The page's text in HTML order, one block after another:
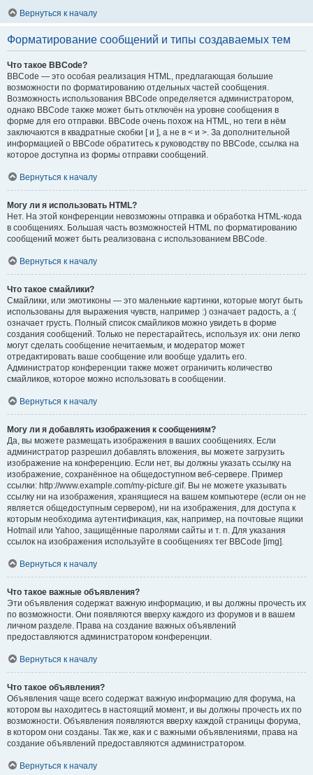
Вернуться к началу
Форматирование сообщений и типы создаваемых тем
Что такое BBCode?
BBCode — это особая реализация HTML, предлагающая большие
возможности по форматированию отдельных частей сообщения.
Возможность использования BBCode определяется администратором,
однако BBCode также может быть отключён на уровне сообщения в
форме для его отправки. BBCode очень похож на HTML, но теги в нём
заключаются в квадратные скобки [ и ], а не в < и >. За дополнительной
информацией о BBCode обратитесь к руководству по BBCode, ссылка на
которое доступна из формы отправки сообщений.
Вернуться к началу
Могу ли я использовать HTML?
Нет. На этой конференции невозможны отправка и обработка HTML-кода
в сообщениях. Большая часть возможностей HTML по форматированию
сообщений может быть реализована с использованием BBCode.
Вернуться к началу
Что такое смайлики?
Смайлики, или эмотиконы — это маленькие картинки, которые могут быть
использованы для выражения чувств, например :) означает радость, а :(
означает грусть. Полный список смайликов можно увидеть в форме
создания сообщений. Только не перестарайтесь, используя их: они легко
могут сделать сообщение нечитаемым, и модератор может
отредактировать ваше сообщение или вообще удалить его.
Администратор конференции также может ограничить количество
смайликов, которое можно использовать в сообщении.
Вернуться к началу
Могу ли я добавлять изображения к сообщениям?
Да, вы можете размещать изображения в ваших сообщениях. Если
администратор разрешил добавлять вложения, вы можете загрузить
изображение на конференцию. Если нет, вы должны указать ссылку на
изображение, сохранённое на общедоступном веб-сервере. Пример
ссылки: http://www.example.com/my-picture.gif. Вы не можете указывать
ссылку ни на изображения, хранящиеся на вашем компьютере (если он не
является общедоступным сервером), ни на изображения, для доступа к
которым необходима аутентификация, как, например, на почтовые ящики
Hotmail или Yahoo, защищённые паролями сайты и т. п. Для указания
ссылок на изображения используйте в сообщениях тег BBCode [img].
Вернуться к началу
Что такое важные объявления?
Эти объявления содержат важную информацию, и вы должны прочесть их
по возможности. Они появляются вверху каждого из форумов и в вашем
личном разделе. Права на создание важных объявлений
предоставляются администратором конференции.
Вернуться к началу
Что такое объявления?
Объявления чаще всего содержат важную информацию для форума, на
котором вы находитесь в настоящий момент, и вы должны прочесть их по
возможности. Объявления появляются вверху каждой страницы форума,
в котором они созданы. Так же, как и с важными объявлениями, права на
создание объявлений предоставляются администратором.
Вернуться к началу